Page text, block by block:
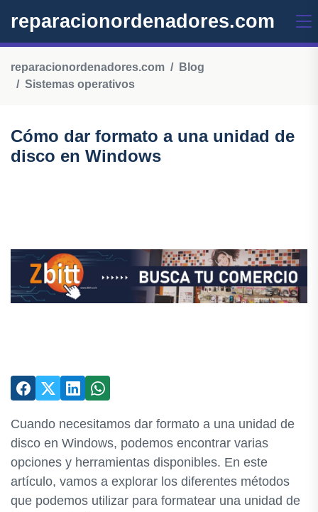
reparacionordenadores.com
reparacionordenadores.com
Blog
Sistemas operativos
Cómo dar formato a una unidad de
disco en Windows
Cuando necesitamos dar formato a una unidad de
disco en Windows, podemos encontrar varias
opciones y herramientas disponibles. En este
artículo, vamos a explorar los diferentes métodos
que podemos utilizar para formatear una unidad de